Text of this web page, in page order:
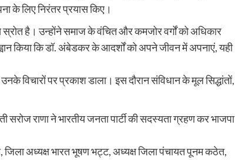
के लिए निरंतर प्रयास किए।
स्रोत है। उन्होंने समाज के वंचित और कमजोर वर्गों को अधिकार
किया कि डॉ. अंबेडकर के आदर्शों को अपने जीवन में अपनाएं, यही
पर प्रकाश डाला। इस दौरान संविधान के मूल सिद्धांतों,
सरोज राणा ने भारतीय जनता पार्टी की सदस्यता ग्रहण कर भाजपा
जिला अध्यक्ष भारत भूषण भट्ट, अध्यक्ष जिला पंचायत पूनम कठेत,